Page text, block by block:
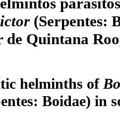
(Serpentes:
de Quintana
helminths of
Boidae) in